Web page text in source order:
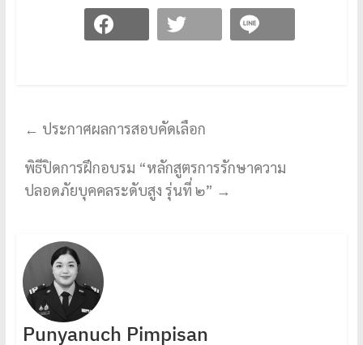
← ประกาศผลการสอบคัดเลือก
พิธีปิดการฝึกอบรม “หลักสูตรการรักษาความ
ปลอดภัยบุคคลระดับสูง รุ่นที่ ๒” →
Punyanuch Pimpisan